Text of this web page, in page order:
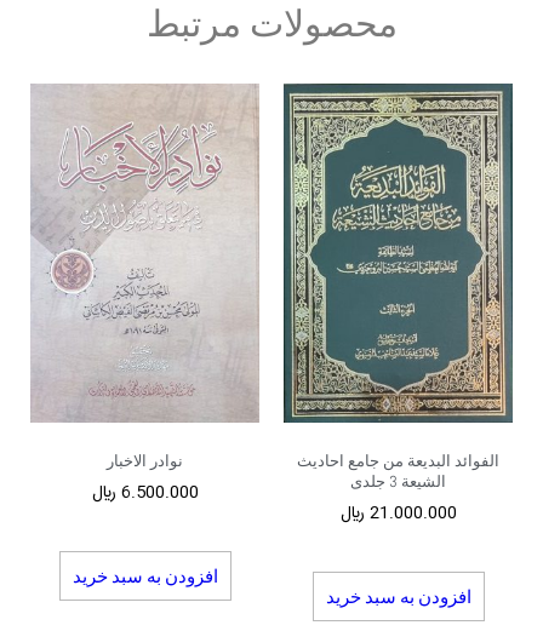
محصولات مرتبط
الفوائد البدیعة من جامع احادیث
الشیعة 3 جلدی
21.000.000 ﷼
افزودن به سبد خرید
نوادر الاخبار
6.500.000 ﷼
افزودن به سبد خرید